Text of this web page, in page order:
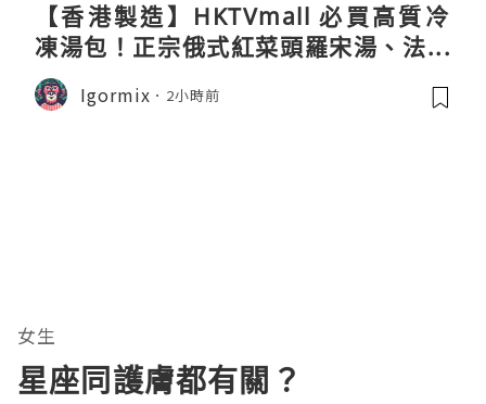
【香港製造】HKTVmall 必買高質冷
凍湯包！正宗俄式紅菜頭羅宋湯、法式
龍蝦濃湯與生酮膠原蛋白骨頭湯全攻略
Igormix 2小時前
女生
星座同護膚都有關？